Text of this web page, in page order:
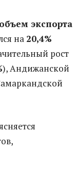
объем экспорта
на 20,4%
рост
), Андижанской